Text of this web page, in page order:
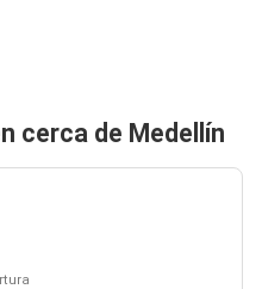
cerca de Medellín